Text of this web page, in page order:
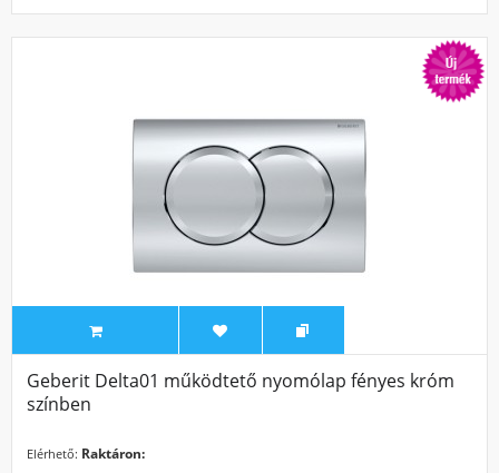
Geberit Delta01 működtető nyomólap fényes króm
színben
Elérhető: Raktáron: